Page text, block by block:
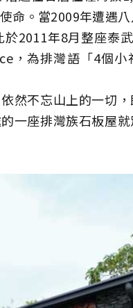
命。當2009年遭遇
2011年8月整座泰
，為排灣語「4個小
然不忘山上的一切
一座排灣族石板屋就